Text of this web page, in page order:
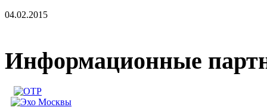
04.02.2015
Информационные